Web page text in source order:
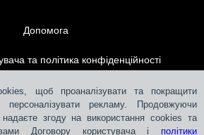
щоб проаналізувати та покращити
рекламу. Продовжуючи
надаєте згоду на використання cookies та
Договору користувача і політики
Допомога
та політика конфіденційності
Контакти
реклами